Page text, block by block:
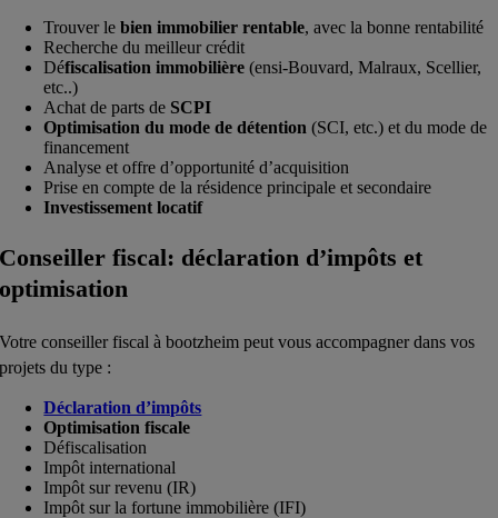
Trouver lebien immobilier rentable, avec la bonne rentabilité
Recherche du meilleur crédit
Défiscalisation immobilière (ensi-Bouvard, Malraux, Scellier,
etc..)
Achat de parts de SCPI
Optimisation du mode de détention (SCI, etc.) et du mode de
financement
Analyse et offre d’opportunité d’acquisition
Prise en compte de la résidence principale et secondaire
Investissement locatif
Conseiller fiscal: déclaration d’impôts et
optimisation
Votre conseiller fiscal àbootzheim peut vous accompagner dans vos
projets du type :
Déclaration d’impôts
Optimisation fiscale
Défiscalisation
Impôt international
Impôt sur revenu (IR)
Impôt sur la fortune immobilière (IFI)